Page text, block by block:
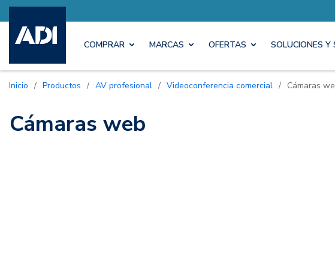
COMPRAR MARCAS OFERTAS SOLUCIONES Y
Inicio / Productos / AV profesional / Videoconferencia comercial / Cámaras
Cámaras web